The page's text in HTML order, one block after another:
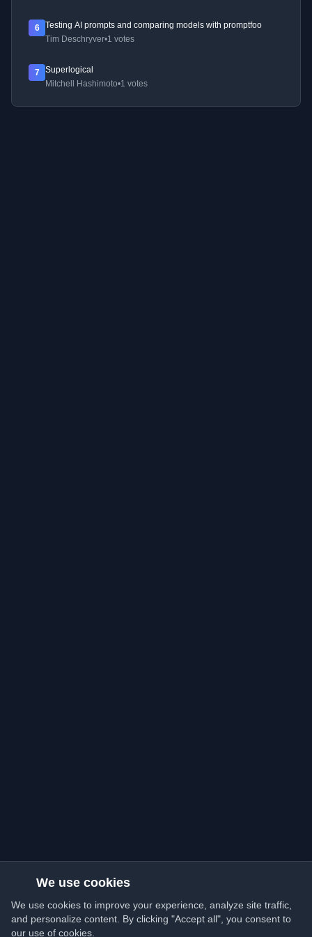
6
Testing AI prompts and comparing models with promptfoo
Tim Deschryver•1 votes
7
Superlogical
Mitchell Hashimoto•1 votes
We use cookies
We use cookies to improve your experience, analyze site traffic,
and personalize content. By clicking "Accept all", you consent to
our use of cookies.